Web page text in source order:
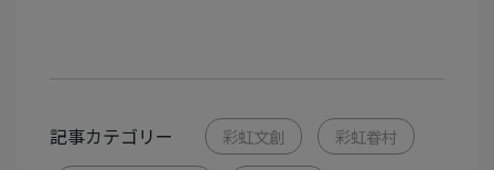
記事カテゴリー 彩虹文創 彩虹眷村